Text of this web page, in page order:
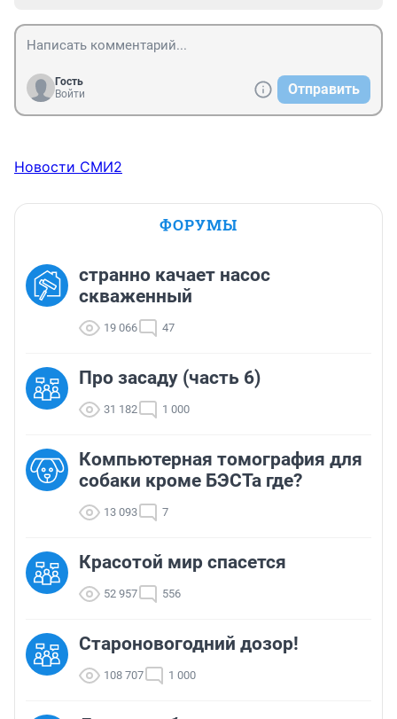
Гость
Войти
Отправить
Новости СМИ2
ФОРУМЫ
странно качает насос
скваженный
19 066 47
Про засаду (часть 6)
31 182 1 000
Компьютерная томография для
собаки кроме БЭСТа где?
13 093 7
Красотой мир спасется
52 957 556
Староновогодний дозор!
108 707 1 000